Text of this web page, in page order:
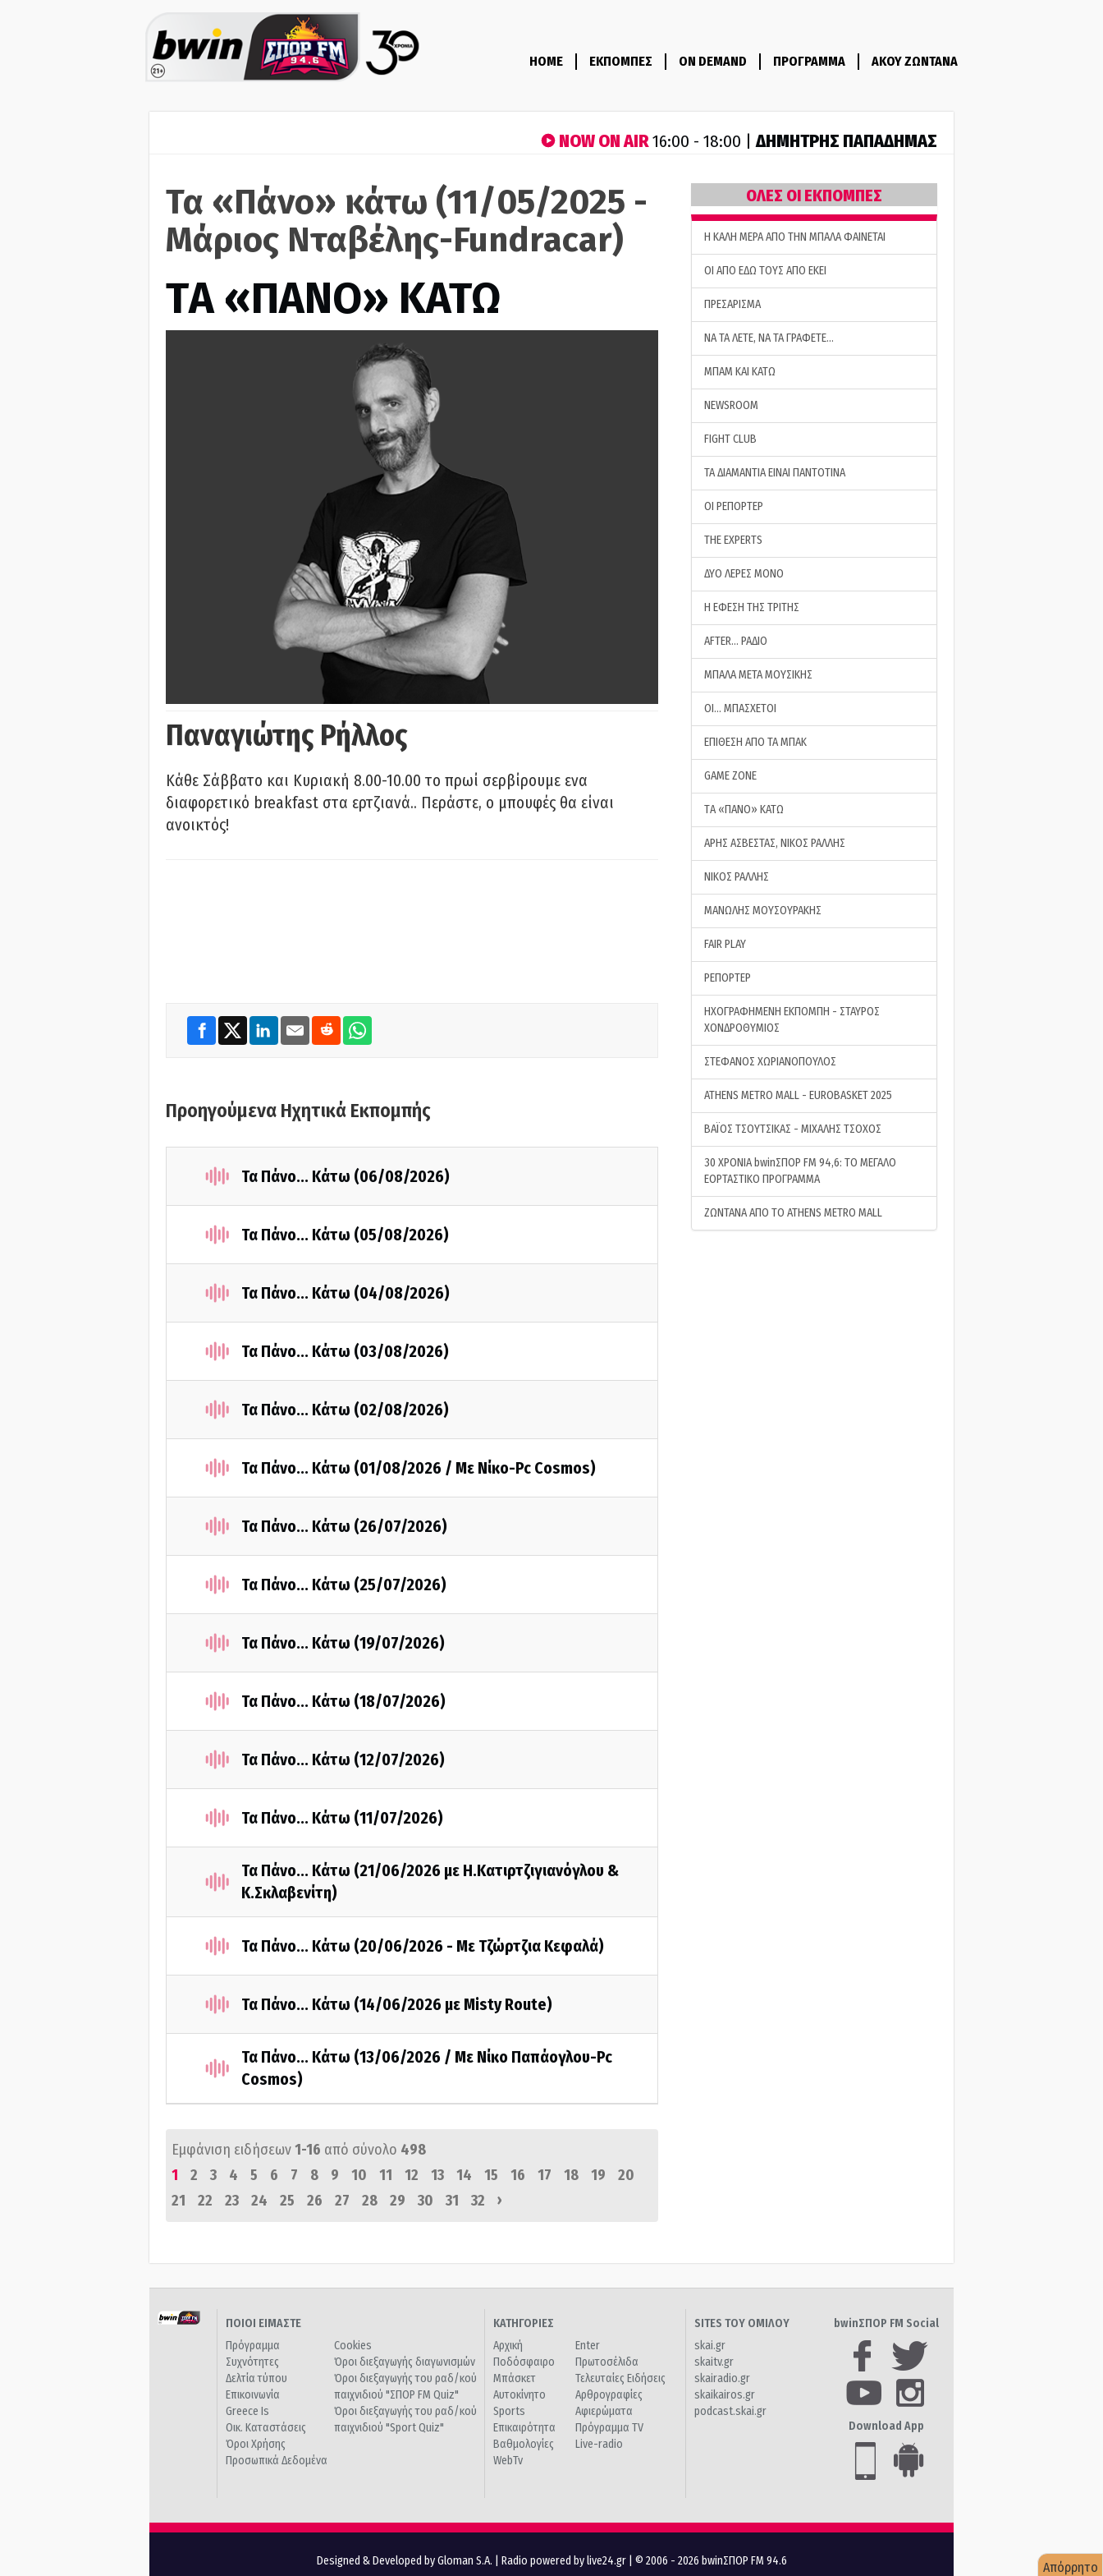
HOME ΕΚΠΟΜΠΕΣ ON DEMAND ΠΡΟΓΡΑΜΜΑ ΑΚΟΥ ΖΩΝΤΑΝΑ
NOW ON AIR16:00 - 18:00 |ΔΗΜΗΤΡΗΣ ΠΑΠΑΔΗΜΑΣ
Τα «Πάνο» κάτω (11/05/2025 -
Μάριος Νταβέλης-Fundracar)
ΤA «ΠΑΝΟ» ΚΑΤΩ
Παναγιώτης Ρήλλος
Κάθε Σάββατο και Κυριακή 8.00-10.00 το πρωί σερβίρουμε ενα
διαφορετικό breakfast στα ερτζιανά.. Περάστε, ο μπουφές θα είναι
ανοικτός!
Προηγούμενα Ηχητικά Εκπομπής
Τα Πάνο... Κάτω (06/08/2026)
Τα Πάνο... Κάτω (05/08/2026)
Τα Πάνο... Κάτω (04/08/2026)
Τα Πάνο... Κάτω (03/08/2026)
Τα Πάνο... Κάτω (02/08/2026)
Τα Πάνο... Κάτω (01/08/2026 / Με Νίκο-Pc Cosmos)
Τα Πάνο... Κάτω (26/07/2026)
Τα Πάνο... Κάτω (25/07/2026)
Τα Πάνο... Κάτω (19/07/2026)
Τα Πάνο... Κάτω (18/07/2026)
Τα Πάνο... Κάτω (12/07/2026)
Τα Πάνο... Κάτω (11/07/2026)
Τα Πάνο... Κάτω (21/06/2026 με Η.Κατιρτζιγιανόγλου &
Κ.Σκλαβενίτη)
Τα Πάνο... Κάτω (20/06/2026 - Με Τζώρτζια Κεφαλά)
Τα Πάνο... Κάτω (14/06/2026 με Misty Route)
Τα Πάνο... Κάτω (13/06/2026 / Με Νίκο Παπάογλου-Pc
Cosmos)
Εμφάνιση ειδήσεων1-16 από σύνολο 498
1
2 3 4 5 6 7 8 9 10 11 12 13 14 15 16 17 18 19
20
21
22 23 24 25 26 27 28 29 30 31 32 ›
ΟΛΕΣ ΟΙ ΕΚΠΟΜΠΕΣ
H ΚΑΛΗ ΜΕΡΑ ΑΠΟ ΤΗΝ ΜΠΑΛΑ ΦΑΙΝΕΤΑΙ
ΟΙ ΑΠΟ ΕΔΩ ΤΟΥΣ ΑΠΟ ΕΚΕΙ
ΠΡΕΣΑΡΙΣΜΑ
ΝΑ ΤΑ ΛΕΤΕ, ΝΑ ΤΑ ΓΡΑΦΕΤΕ…
ΜΠΑΜ ΚΑΙ ΚΑΤΩ
NEWSROOM
FIGHT CLUB
ΤΑ ΔΙΑΜΑΝΤΙΑ ΕΙΝΑΙ ΠΑΝΤΟΤΙΝΑ
ΟΙ ΡΕΠΟΡΤΕΡ
THE EXPERTS
ΔΥΟ ΛΕΡΕΣ ΜΟΝΟ
Η ΕΦΕΣΗ ΤΗΣ ΤΡΙΤΗΣ
AFTER… ΡΑΔΙΟ
ΜΠΑΛΑ ΜΕΤΑ ΜΟΥΣΙΚΗΣ
ΟΙ… ΜΠΑΣΧΕΤΟΙ
ΕΠΙΘΕΣΗ ΑΠΟ ΤΑ ΜΠΑΚ
GAME ZONE
ΤA «ΠΑΝΟ» ΚΑΤΩ
ΑΡΗΣ ΑΣΒΕΣΤΑΣ, ΝΙΚΟΣ ΡΑΛΛΗΣ
ΝΙΚΟΣ ΡΑΛΛΗΣ
ΜΑΝΩΛΗΣ ΜΟΥΣΟΥΡΑΚΗΣ
FAIR PLAY
ΡΕΠΟΡΤΕΡ
ΗΧΟΓΡΑΦΗΜΕΝΗ ΕΚΠΟΜΠΗ - ΣΤΑΥΡΟΣ
ΧΟΝΔΡΟΘΥΜΙΟΣ
ΣΤΕΦΑΝΟΣ ΧΩΡΙΑΝΟΠΟΥΛΟΣ
ATHENS METRO MALL - EUROBASKET 2025
ΒΑΪΟΣ ΤΣΟΥΤΣΙΚΑΣ - ΜΙΧΑΛΗΣ ΤΣΟΧΟΣ
30 ΧΡΟΝΙΑ bwinΣΠΟΡ FM 94,6: ΤΟ ΜΕΓΑΛΟ
ΕΟΡΤΑΣΤΙΚΟ ΠΡΟΓΡΑΜΜΑ
ΖΩΝΤΑΝΑ ΑΠΟ ΤΟ ATHENS METRO MALL
ΠΟΙΟΙ ΕΙΜΑΣΤΕ
Πρόγραμμα
Συχνότητες
Δελτία τύπου
Επικοινωνία
Greece Is
Οικ. Καταστάσεις
Όροι Χρήσης
Προσωπικά Δεδομένα
Cookies
Όροι διεξαγωγής διαγωνισμών
Όροι διεξαγωγής του ραδ/κού
παιχνιδιού "ΣΠΟΡ FM Quiz"
Όροι διεξαγωγής του ραδ/κού
παιχνιδιού "Sport Quiz"
ΚΑΤΗΓΟΡΙΕΣ
Αρχική
Ποδόσφαιρο
Μπάσκετ
Αυτοκίνητο
Sports
Επικαιρότητα
Βαθμολογίες
WebTv
Enter
Πρωτοσέλιδα
Τελευταίες Ειδήσεις
Αρθρογραφίες
Αφιερώματα
Πρόγραμμα TV
Live-radio
SITES ΤΟΥ ΟΜΙΛΟΥ
skai.gr
skaitv.gr
skairadio.gr
skaikairos.gr
podcast.skai.gr
bwinΣΠΟΡ FM Social
Download App
Designed & Developed by Gloman S.A. Radio powered by live24.gr | © 2006 - 2026 bwinΣΠΟΡ FM 94.6 Απόρρητο